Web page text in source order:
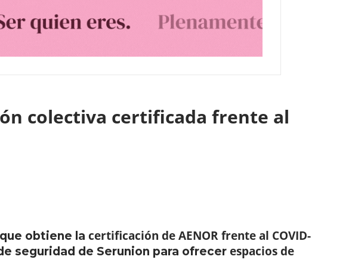
colectiva certificada frente al
obtiene la certificación de AENOR frente al COVID-
seguridad de Serunion para ofrecer espacios de